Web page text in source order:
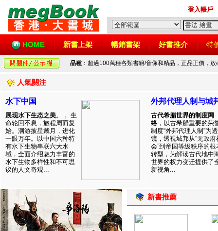
登入帳戶
HOME 新書上架 暢銷書架 好書推介 特
品種 ：超過100萬種各類書籍/音像和精品，正品正價，
人氣關注
水下中国
展现水下生态之美。 。生
命轮回不息，旅程周而复
始。洄游披星戴月，进化
一眼万年。以中国六种特
有水下生物串联六大水
域，全面介绍魅力丰富的
水下生物多样性和不可思
议的人文奇观...
外邦代理人制与城
古代希腊世界的制度网
络 ，以古希腊重要的荣
制度“外邦代理人制”为透
镜，透视城邦从“无政府
会”到帝国等级秩序的根
转型，为解读古代地中
世界的权力变迁提供了
新视角...
新書推薦